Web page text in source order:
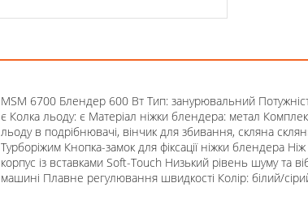
MSM 6700 Блендер 600 Вт Тип: занурювальний
є Колка льоду: є Матеріал ніжки блендера: метал
льоду в подрібнювачі, вінчик для збивання, скляна
Турборіжим Кнопка-замок для фіксації ніжки блендера
корпус із вставками Soft-Touch Низький рівень шуму та
машині Плавне регулювання швидкості Колір: білий/